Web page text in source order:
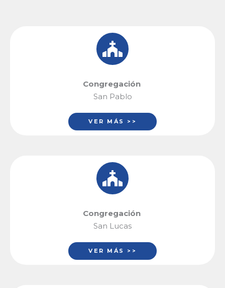
Congregación
San Pablo
VER MÁS >>
Congregación
San Lucas
VER MÁS >>